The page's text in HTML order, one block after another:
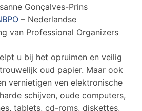
Gonçalves-Prins
– Nederlandse
van Professional Organizers
u bij het opruimen en veilig
oud papier. Maar ook
vernietigen ven elektronische
schijven, oude computers,
tablets, cd-roms, diskettes,